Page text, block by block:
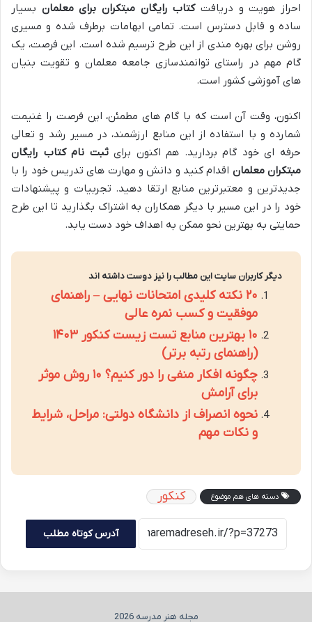
احراز هویت و دریافتکتاب رایگان مبتکران برای معلمان بسیار
ساده و قابل دسترس است. تمامی ابهامات برطرف شده و مسیری
روشن برای بهره مندی از این طرح ترسیم شده است. این فرصت، یک
گام مهم در راستای توانمندسازی جامعه معلمان و تقویت بنیان
های آموزشی کشور است.
اکنون، وقت آن است که با گام های مطمئن، این فرصت را غنیمت
شمارده و با استفاده از این منابع ارزشمند، در مسیر رشد و تعالی
حرفه ای خود گام بردارید. هم اکنون برایثبت نام کتاب رایگان
مبتکران معلمان اقدام کنید و دانش و مهارت های تدریس خود را با
جدیدترین و معتبرترین منابع ارتقا دهید. تجربیات و پیشنهادات
خود را در این مسیر با دیگر همکاران به اشتراک بگذارید تا این طرح
حمایتی به بهترین نحو ممکن به اهداف خود دست یابد.
دیگر کاربران سایت این مطالب را نیز دوست داشته اند
۲۰ نکته کلیدی امتحانات نهایی – راهنمای
موفقیت و کسب نمره عالی
۱۰ بهترین منابع تست زیست کنکور ۱۴۰۳
(راهنمای رتبه برتر)
چگونه افکار منفی را دور کنیم؟ ۱۰ روش موثر
برای آرامش
نحوه انصراف از دانشگاه دولتی: مراحل، شرایط
و نکات مهم
دسته های هم موضوع کنکور
آدرس کوتاه مطلب
مجله هنر مدرسه 2026